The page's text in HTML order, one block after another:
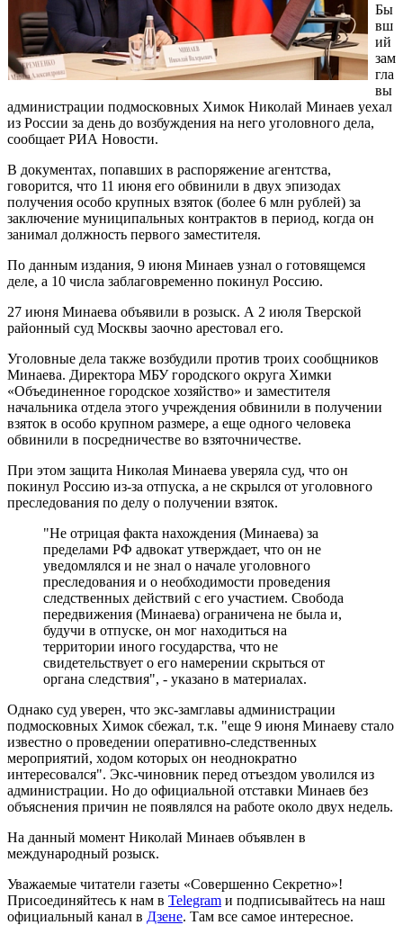
Бы
вш
ий
зам
гла
вы
администрации подмосковных Химок Николай Минаев уехал
из России за день до возбуждения на него уголовного дела,
сообщает РИА Новости.
В документах, попавших в распоряжение агентства,
говорится, что 11 июня его обвинили в двух эпизодах
получения особо крупных взяток (более 6 млн рублей) за
заключение муниципальных контрактов в период, когда он
занимал должность первого заместителя.
По данным издания, 9 июня Минаев узнал о готовящемся
деле, а 10 числа заблаговременно покинул Россию.
27 июня Минаева объявили в розыск. А 2 июля Тверской
районный суд Москвы заочно арестовал его.
Уголовные дела также возбудили против троих сообщников
Минаева. Директора МБУ городского округа Химки
«Объединенное городское хозяйство» и заместителя
начальника отдела этого учреждения обвинили в получении
взяток в особо крупном размере, а еще одного человека
обвинили в посредничестве во взяточничестве.
При этом защита Николая Минаева уверяла суд, что он
покинул Россию из-за отпуска, а не скрылся от уголовного
преследования по делу о получении взяток.
"Не отрицая факта нахождения (Минаева) за
пределами РФ адвокат утверждает, что он не
уведомлялся и не знал о начале уголовного
преследования и о необходимости проведения
следственных действий с его участием. Свобода
передвижения (Минаева) ограничена не была и,
будучи в отпуске, он мог находиться на
территории иного государства, что не
свидетельствует о его намерении скрыться от
органа следствия", - указано в материалах.
Однако суд уверен, что экс-замглавы администрации
подмосковных Химок сбежал, т.к. "еще 9 июня Минаеву стало
известно о проведении оперативно-следственных
мероприятий, ходом которых он неоднократно
интересовался". Экс-чиновник перед отъездом уволился из
администрации. Но до официальной отставки Минаев без
объяснения причин не появлялся на работе около двух недель.
На данный момент Николай Минаев объявлен в
международный розыск.
Уважаемые читатели газеты «Совершенно Секретно»!
Присоединяйтесь к нам в Telegram и подписывайтесь на наш
официальный канал в Дзене. Там все самое интересное.